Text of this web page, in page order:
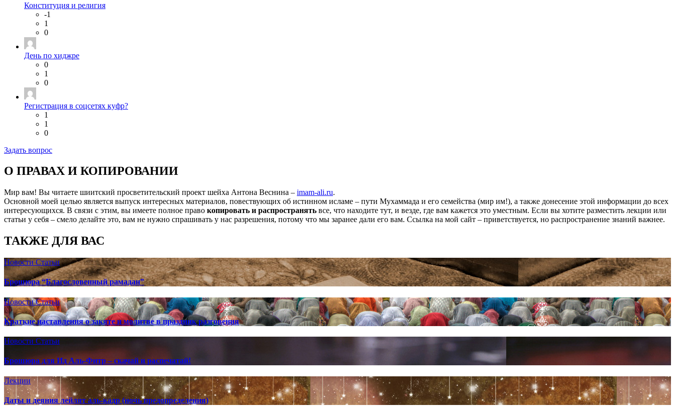
Конституция и религия
-1
1
0
День по хиджре
0
1
0
Регистрация в соцсетях куфр?
1
1
0
Задать вопрос
О ПРАВАХ И КОПИРОВАНИИ
Мир вам! Вы читаете шиитский просветительский проект шейха Антона Веснина – imam-ali.ru.
Основной моей целью является выпуск интересных материалов, повествующих об истинном исламе – пути Мухаммада и его семейства (мир им!), а также донесение этой информации до всех
интересующихся. В связи с этим, вы имеете полное право копировать и распространять все, что находите тут, и везде, где вам кажется это уместным. Если вы хотите разместить лекции или
статьи у себя – смело делайте это, вам не нужно спрашивать у нас разрешения, потому что мы заранее дали его вам. Ссылка на мой сайт – приветствуется, но распространение знаний важнее.
ТАКЖЕ ДЛЯ ВАС
НовостиСтатьи
Брошюра “Благословенный рамадан”
НовостиСтатьи
Краткие наставления о закяте и молитве в праздник разговения
Новости Статьи
Брошюра для Ид Аль-Фитр – скачай и распечатай!
Лекции
Даты и деяния лейлят аль-кадр (ночь предопределения)